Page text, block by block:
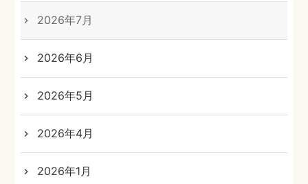
2026年7月
2026年6月
2026年5月
2026年4月
2026年1月